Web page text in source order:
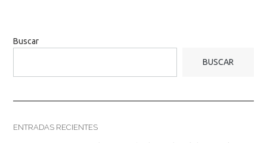
Buscar
BUSCAR
ENTRADAS RECIENTES